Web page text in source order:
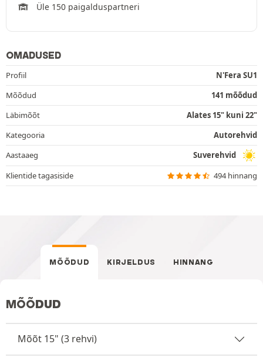
Üle 150 paigalduspartneri
OMADUSED
Profiil
N'Fera SU1
Mõõdud
141 mõõdud
Läbimõõt
Alates 15" kuni 22"
Kategooria
Autorehvid
Aastaaeg
Suverehvid
Klientide tagasiside
494 hinnang
MÕÕDUD KIRJELDUS HINNANG
MÕÕDUD
Mõõt 15" (3 rehvi)